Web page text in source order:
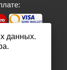
данных.